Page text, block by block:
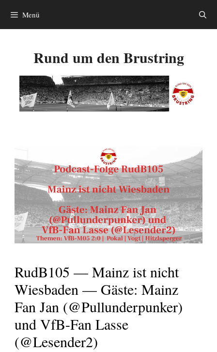
Inhalt
springen
Menü
Rund um den Brustring
RudB105 — Mainz ist nicht
Wiesbaden — Gäste: Mainz
Fan Jan (@Pullunderpunker)
und VfB-Fan Lasse
(@Lesender2)